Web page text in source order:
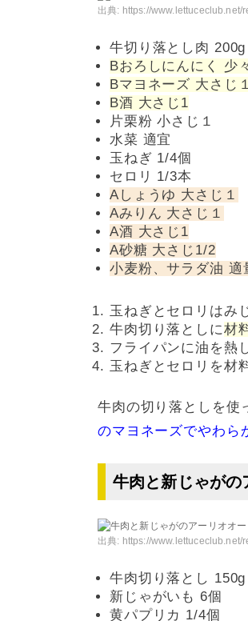
出典: https://www.lettuceclub.net/
牛切り落とし肉 200g
Bおろしにんにく 少
Bマヨネーズ 大さじ１
B酒 大さじ1
片栗粉 小さじ１
水菜 適宜
玉ねぎ 1/4個
セロリ 1/3本
Aしょうゆ 大さじ１
Aみりん 大さじ１
A酒 大さじ1
A砂糖 大さじ1/2
小麦粉、サラダ油 適
玉ねぎとセロリはみ
牛肉切り落としに材
フライパンに油を熱
玉ねぎとセロリを材
牛肉の切り落としを使
のマヨネーズでやわら
牛肉と新じゃがの
出典: https://
牛肉切り落とし 150g
新じゃがいも 6個
黄パプリカ 1/4個